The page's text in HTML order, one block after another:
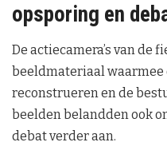
opsporing en
De actiecamera’s van de
beeldmateriaal
reconstrueren en de
beelden belandden ook
debat verder aan.